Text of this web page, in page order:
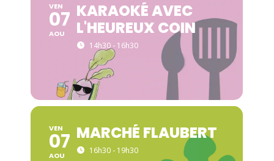
VEN
07
AOU
KARAOKÉ AVEC
L'HEUREUX COIN
14h30 - 16h30
VEN
07
AOU
MARCHÉ FLAUBERT
16h30 - 19h30